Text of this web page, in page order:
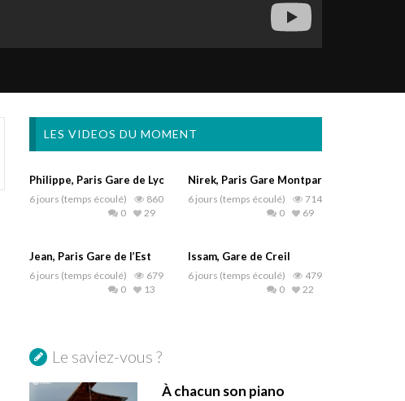
LES VIDEOS DU MOMENT
Philippe, Paris Gare de Lyon
6 jours (temps écoulé)
860
29
0
Nirek, Paris Gare Montparnasse
6 jours (temps écoulé)
714
69
0
Jean, Paris Gare de l’Est
6 jours (temps écoulé)
679
13
0
Issam, Gare de Creil
6 jours (temps écoulé)
479
22
0
Le saviez-vous ?
À chacun son piano